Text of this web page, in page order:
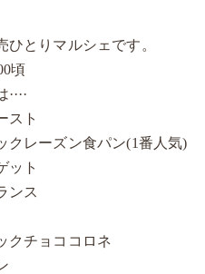
ひとりマルシェです。
頃
スト
クレーズン食パン(1番人気)
ット
ンス
クチョココロネ